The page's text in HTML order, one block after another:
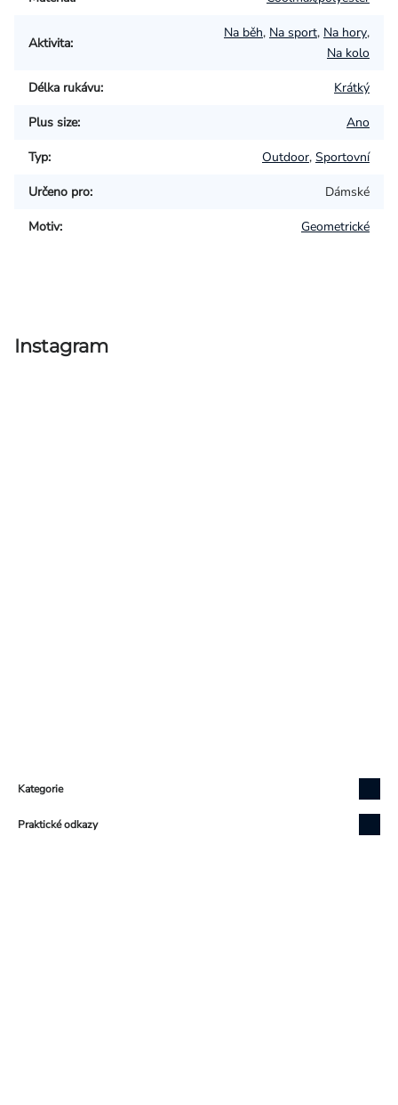
Aktivita:
Na běh, Na sport, Na hory,
Na kolo
Délka rukávu: Krátký
Plus size: Ano
Typ: Outdoor, Sportovní
Určeno pro: Dámské
Motiv: Geometrické
Instagram
Kategorie
Praktické odkazy